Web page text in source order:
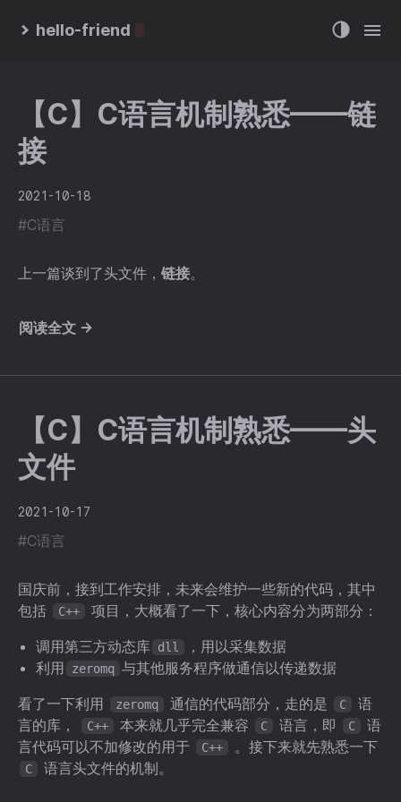
hello-friend
【C】C语言机制熟悉——链
接
2021-10-18
#C语言
上一篇谈到了头文件， 链接。
阅读全文 →
【C】C语言机制熟悉——头
文件
2021-10-17
#C语言
国庆前，接到工作安排，未来会维护一些新的代码，其中
包括
C++
项目，大概看了一下，核心内容分为两部分：
调用第三方动态库 dll
，用以采集数据
利用
zeromq 与其他服务程序做通信以传递数据
看了一下利用
zeromq 通信的代码部分，走的是 C
语
言的库，
C++ 本来就几乎完全兼容 C 语言，即 C
语
言代码可以不加修改的用于
C++ 。接下来就先熟悉一下
C 语言头文件的机制。